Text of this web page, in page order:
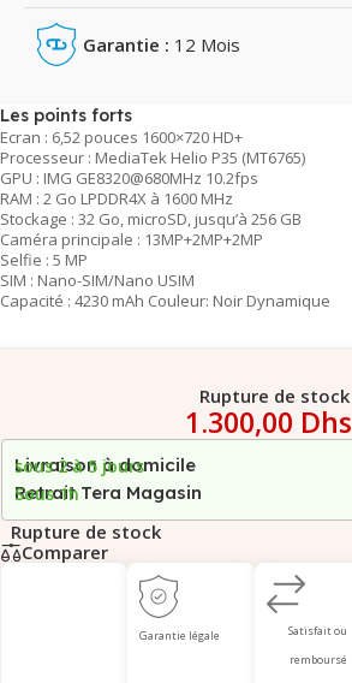
Garantie : 12 Mois
Les points forts
Ecran : 6,52 pouces 1600×720 HD+
Processeur : MediaTek Helio P35 (MT6765)
GPU : IMG GE8320@680MHz 10.2fps
RAM : 2 Go LPDDR4X à 1600 MHz
Stockage : 32 Go, microSD, jusqu’à 256 GB
Caméra principale : 13MP+2MP+2MP
Selfie : 5 MP
SIM : Nano-SIM/Nano USIM
Capacité : 4230 mAh Couleur: Noir Dynamique
Rupture de stock
1.300,00 Dhs
Livraison à domicile
sous 2 à 5 jours
Retrait Tera Magasin
Sous 1h
Rupture de stock
Comparer
Garantie légale
Satisfait ou
remboursé